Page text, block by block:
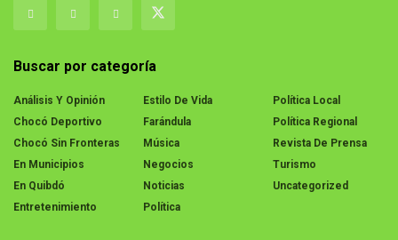
Buscar por categoría
Análisis Y Opinión
Chocó Deportivo
Chocó Sin Fronteras
En Municipios
En Quibdó
Entretenimiento
Estilo De Vida
Farándula
Música
Negocios
Noticias
Política
Política Local
Política Regional
Revista De Prensa
Turismo
Uncategorized